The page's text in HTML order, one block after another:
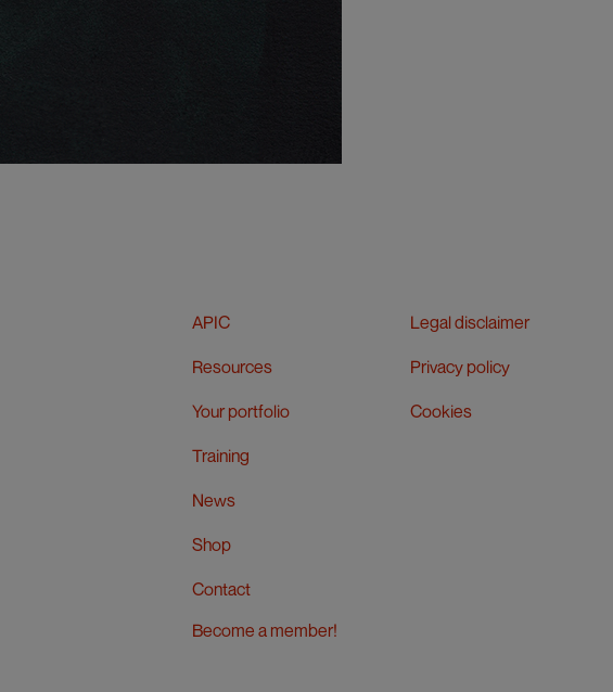
APIC
Resources
Your portfolio
Training
News
Shop
Contact
Become a member!
Legal disclaimer
Privacy policy
Cookies